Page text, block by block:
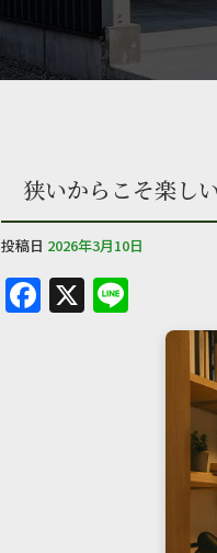
狭いからこそ楽し
投稿日 2026年3月10日
F
a
X